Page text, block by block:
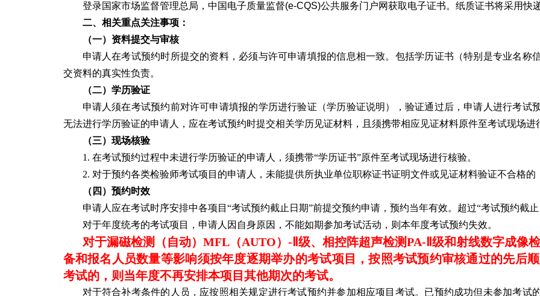
登录国家市场监督管理总局，中国电子质量监督(e-CQS)公共服务门户网获取电子证书。纸质证书将采用快
二、相关重点关注事项：
（一）资料提交与审核
申请人在考试预约时所提交的资料，必须与许可申请填报的信息相一致。包括学历证书（特别是专业名称
交资料的真实性负责。
（二）学历验证
申请人须在考试预约前对许可申请填报的学历进行验证（学历验证说明），验证通过后，申请人进行考试
无法进行学历验证的申请人，应在考试预约时提交相关学历见证材料，且须携带相应见证材料原件至考试现场进
（三）现场核验
1. 在考试预约过程中未进行学历验证的申请人，须携带“学历证书”原件至考试现场进行核验。
2. 对于预约各类检验师考试项目的申请人，未能提供所执业单位职称证书证明文件或见证材料验证不合格的
（四）预约时效
申请人应在考试时序安排中各项目“考试预约截止日期”前提交预约申请，预约当年有效。超过“考试预约截
对于年度统考的考试项目，申请人因自身原因，不能如期参加考试活动，则本年度考试预约失效。
对于漏磁检测（自动）MFL（AUTO）-Ⅱ级、相控阵超声检测PA-Ⅱ级和射线数字成像
备和报名人员数量等影响须按年度逐期举办的考试项目，按照考试预约审核通过的先后
考试的，则当年度不再安排本项目其他期次的考试。
对于符合补考条件的人员，应按照相关规定进行考试预约并参加相应项目考试。已预约成功但未参加考试